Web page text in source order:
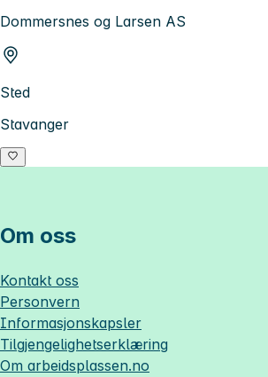
Dommersnes og Larsen AS
Sted
Stavanger
Om oss
Kontakt oss
Personvern
Informasjonskapsler
Tilgjengelighetserklæring
Om arbeidsplassen.no